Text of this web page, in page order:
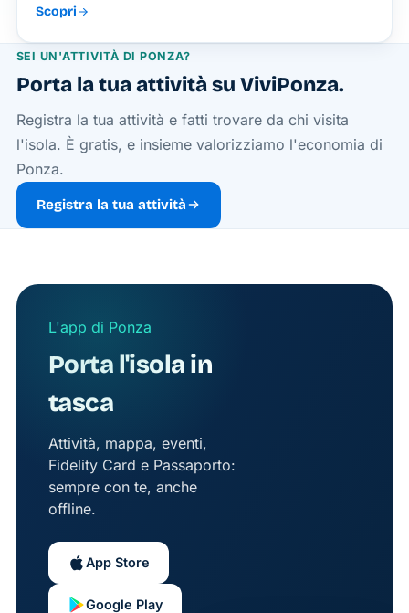
Scopri
SEI UN'ATTIVITÀ DI PONZA?
Porta la tua attività su ViviPonza.
Registra la tua attività e fatti trovare da chi visita
l'isola. È gratis, e insieme valorizziamo l'economia di
Ponza.
Registra la tua attività
L'app di Ponza
Porta l'isola in
tasca
Attività, mappa, eventi,
Fidelity Card e Passaporto:
sempre con te, anche
offline.
App Store
Google Play